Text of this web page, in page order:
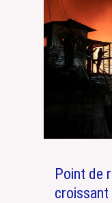
Point de
croissant